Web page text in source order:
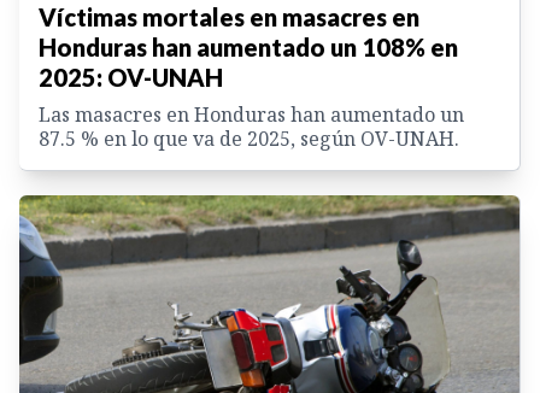
Víctimas mortales en masacres en
Honduras han aumentado un 108% en
2025: OV-UNAH
Las masacres en Honduras han aumentado un
87.5 % en lo que va de 2025, según OV-UNAH.